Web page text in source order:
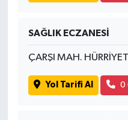
SAĞLIK ECZANESİ
ÇARŞI MAH.
Yol Tarifi Al 0